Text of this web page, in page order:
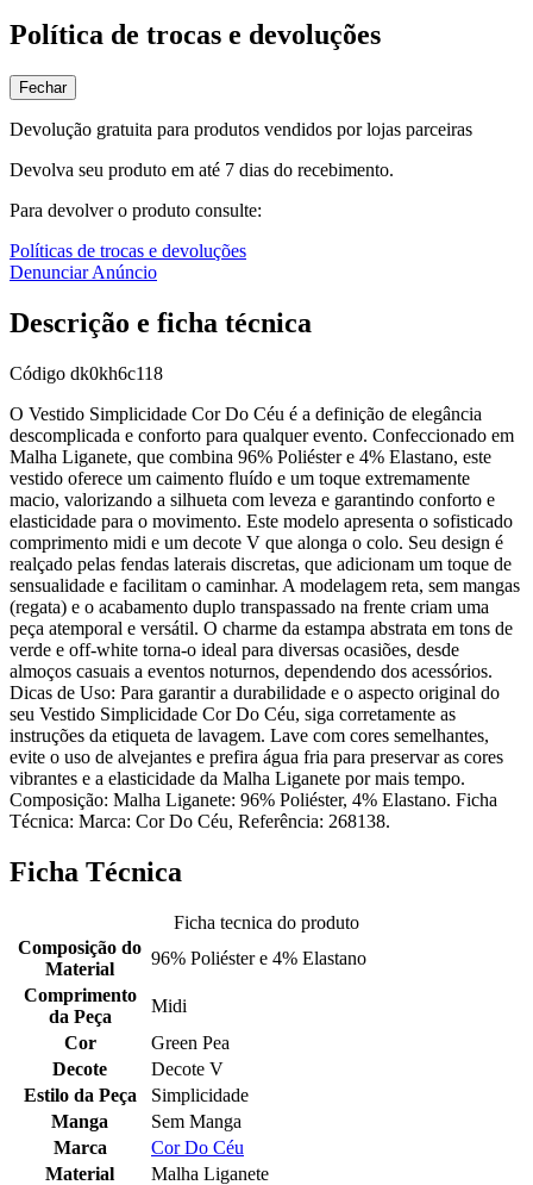
Política de trocas e devoluções
Fechar
Devolução gratuita para produtos vendidos por lojas parceiras
Devolva seu produto em até 7 dias do recebimento.
Para devolver o produto consulte:
Políticas de trocas e devoluções
Denunciar Anúncio
Descrição e ficha técnica
Código dk0kh6c118
O Vestido Simplicidade Cor Do Céu é a definição de elegância
descomplicada e conforto para qualquer evento. Confeccionado em
Malha Liganete, que combina 96% Poliéster e 4% Elastano, este
vestido oferece um caimento fluído e um toque extremamente
macio, valorizando a silhueta com leveza e garantindo conforto e
elasticidade para o movimento. Este modelo apresenta o sofisticado
comprimento midi e um decote V que alonga o colo. Seu design é
realçado pelas fendas laterais discretas, que adicionam um toque de
sensualidade e facilitam o caminhar. A modelagem reta, sem mangas
(regata) e o acabamento duplo transpassado na frente criam uma
peça atemporal e versátil. O charme da estampa abstrata em tons de
verde e off-white torna-o ideal para diversas ocasiões, desde
almoços casuais a eventos noturnos, dependendo dos acessórios.
Dicas de Uso: Para garantir a durabilidade e o aspecto original do
seu Vestido Simplicidade Cor Do Céu, siga corretamente as
instruções da etiqueta de lavagem. Lave com cores semelhantes,
evite o uso de alvejantes e prefira água fria para preservar as cores
vibrantes e a elasticidade da Malha Liganete por mais tempo.
Composição: Malha Liganete: 96% Poliéster, 4% Elastano. Ficha
Técnica: Marca: Cor Do Céu, Referência: 268138.
Ficha Técnica
Ficha tecnica do produto
Composição do
Material
96% Poliéster e 4% Elastano
Comprimento
da Peça
Midi
Cor
Green Pea
Decote
Decote V
Estilo da Peça
Simplicidade
Manga
Sem Manga
Marca
Cor Do Céu
Material
Malha Liganete